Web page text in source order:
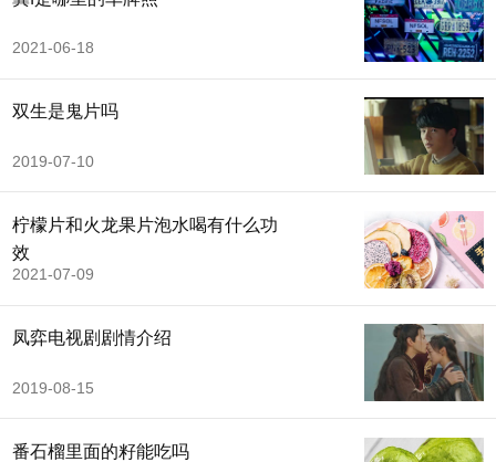
2021-06-18
双生是鬼片吗
2019-07-10
柠檬片和火龙果片泡水喝有什么功
效
2021-07-09
凤弈电视剧剧情介绍
2019-08-15
番石榴里面的籽能吃吗